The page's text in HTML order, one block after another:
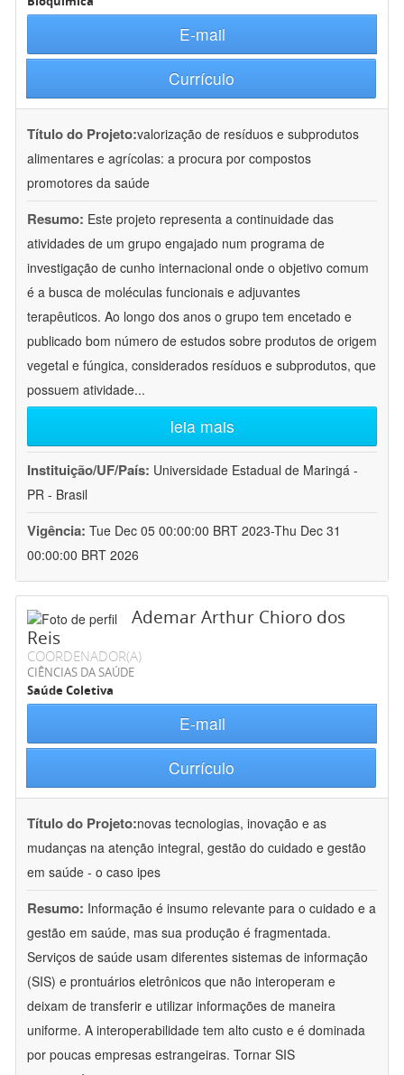
E-mail
Currículo
Título do Projeto:valorização de resíduos e subprodutos
alimentares e agrícolas: a procura por compostos
promotores da saúde
Resumo: Este projeto representa a continuidade das
atividades de um grupo engajado num programa de
investigação de cunho internacional onde o objetivo comum
é a busca de moléculas funcionais e adjuvantes
terapêuticos. Ao longo dos anos o grupo tem encetado e
publicado bom número de estudos sobre produtos de origem
vegetal e fúngica, considerados resíduos e subprodutos, que
possuem atividade...
leia mais
Instituição/UF/País: Universidade Estadual de Maringá -
PR - Brasil
Vigência: Tue Dec 05 00:00:00 BRT 2023-Thu Dec 31
00:00:00 BRT 2026
Ademar Arthur Chioro dos
Reis
COORDENADOR(A)
CIÊNCIAS DA SAÚDE
Saúde Coletiva
E-mail
Currículo
Título do Projeto:novas tecnologias, inovação e as
mudanças na atenção integral, gestão do cuidado e gestão
em saúde - o caso ipes
Resumo: Informação é insumo relevante para o cuidado e a
gestão em saúde, mas sua produção é fragmentada.
Serviços de saúde usam diferentes sistemas de informação
(SIS) e prontuários eletrônicos que não interoperam e
deixam de transferir e utilizar informações de maneira
uniforme. A interoperabilidade tem alto custo e é dominada
por poucas empresas estrangeiras. Tornar SIS